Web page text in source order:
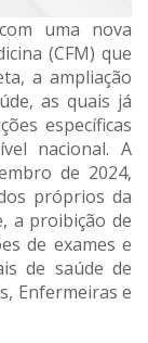
uma nova
(CFM) que
a ampliação
as quais já
específicas
nacional. A
de 2024,
próprios da
a proibição de
de exames e
de saúde de
Enfermeiras e